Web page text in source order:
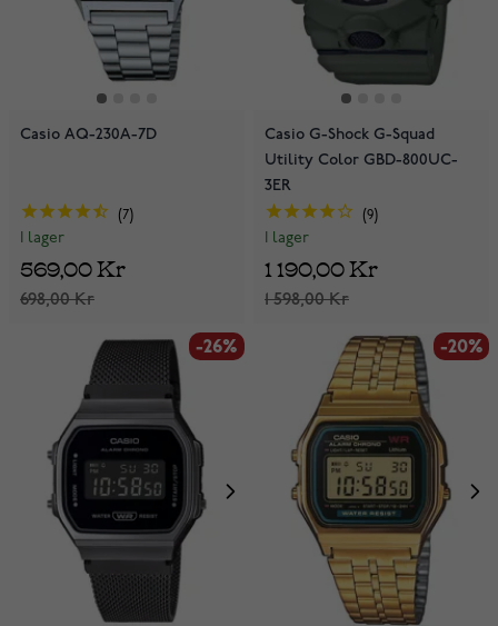
Casio AQ-230A-7D
7
I lager
698,00 Kr
569,00 Kr
Casio G-Shock G-Squad
Utility Color GBD-800UC-
3ER
9
I lager
1 598,00 Kr
1 190,00 Kr
-26% -20%